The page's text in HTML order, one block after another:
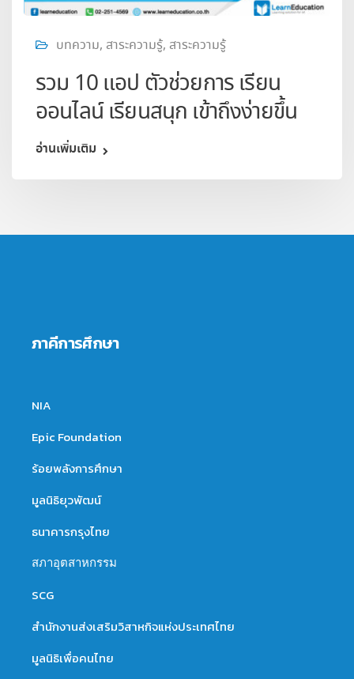
บทความ, สาระความรู้, สาระความรู้
รวม 10 แอป ตัวช่วยการ เรียน
ออนไลน์ เรียนสนุก เข้าถึงง่ายขึ้น
อ่านเพิ่มเติม
ภาคีการศึกษา
NIA
Epic Foundation
ร้อยพลังการศึกษา
มูลนิธิยุวพัฒน์
ธนาคารกรุงไทย
สภาอุตสาหกรรม
SCG
สำนักงานส่งเสริมวิสาหกิจแห่งประเทศไทย
มูลนิธิเพื่อคนไทย